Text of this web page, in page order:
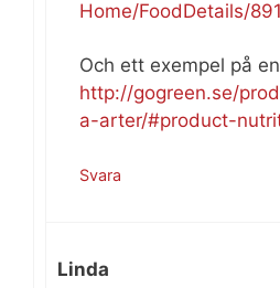
Home/FoodDetails/891
Och ett exempel på
http://gogreen.se/
a-arter/#product-
Svara
Linda